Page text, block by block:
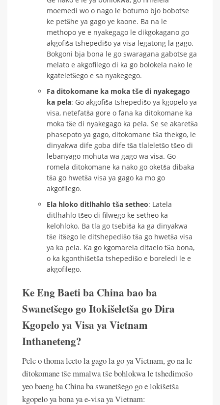
moemedi wo o nago le botumo bjo bobotse
ke petšhe ya gago ye kaone. Ba na le
methopo ye e nyakegago le dikgokagano go
akgofiša tshepedišo ya visa legatong la gago.
Bokgoni bja bona le go swaragana gabotse ga
melato e akgofilego di ka go bolokela nako le
kgateletšego e sa nyakegego.
Fa ditokomane ka moka tše di nyakegago
ka pela: Go akgofiša tshepedišo ya kgopelo ya
visa, netefatša gore o fana ka ditokomane ka
moka tše di nyakegago ka pela. Se se akaretša
phasepoto ya gago, ditokomane tša thekgo, le
dinyakwa dife goba dife tša tlaleletšo tšeo di
lebanyago mohuta wa gago wa visa. Go
romela ditokomane ka nako go oketša dibaka
tša go hwetša visa ya gago ka mo go
akgofilego.
Ela hloko ditlhahlo tša setheo: Latela
ditlhahlo tšeo di filwego ke setheo ka
kelohloko. Ba tla go tsebiša ka ga dinyakwa
tše itšego le ditshepedišo tša go hwetša visa
ya ka pela. Ka go kgomarela ditaelo tša bona,
o ka kgonthišetša tshepedišo e boreledi le e
akgofilego.
Ke Eng Baeti ba China bao ba
Swanetšego go Itokišeletša go Dira
Kgopelo ya Visa ya Vietnam
Inthaneteng?
Pele o thoma leeto la gago la go ya Vietnam, go na le
ditokomane tše mmalwa tše bohlokwa le tshedimošo
yeo baeng ba China ba swanetšego go e lokišetša
kgopelo ya bona ya e-visa ya Vietnam: